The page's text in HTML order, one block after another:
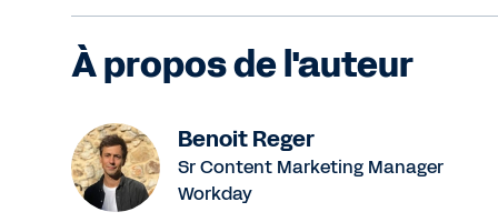
À propos de l'auteur
Benoit Reger
Sr Content Marketing Manager
Workday